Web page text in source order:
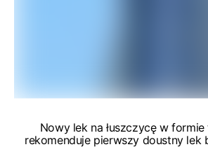
Nowy lek na łuszczycę w
rekomenduje pierwszy doustny lek